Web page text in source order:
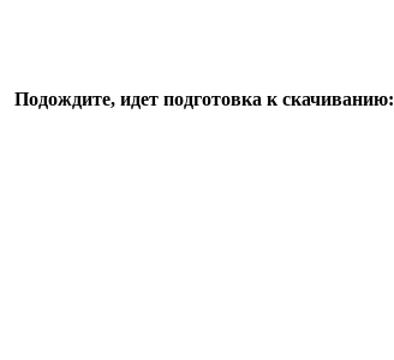
Подождите, идет подготовка к скачиванию: